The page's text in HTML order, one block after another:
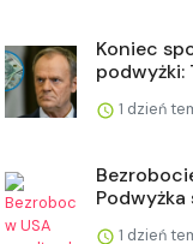
Koniec
podwyżki:
1 dzień
Podwyżka
1 dzień